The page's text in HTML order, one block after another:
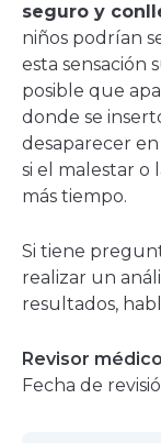
seguro y
niños podrían
esta sensación
posible que
donde se
desaparecer
si el malestar o
más tiempo.
Si tiene
realizar un
resultados,
Revisor
Fecha de